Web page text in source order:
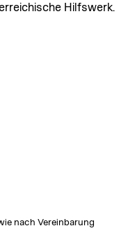
Hilfswerk.
nach Vereinbarung